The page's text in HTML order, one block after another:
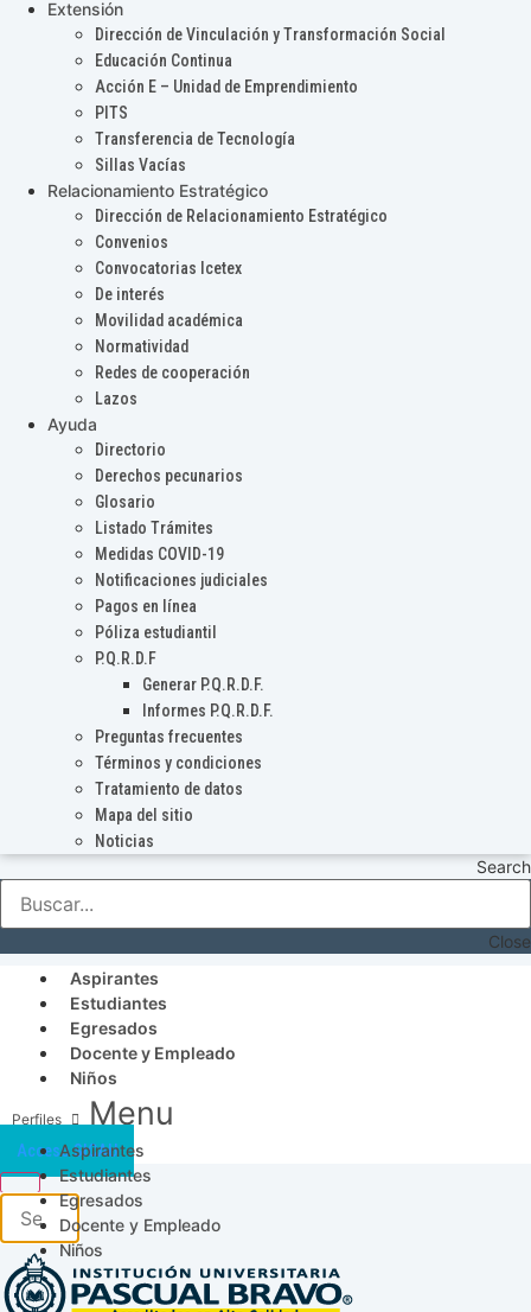
Extensión
Dirección de Vinculación y Transformación Social
Educación Continua
Acción E – Unidad de Emprendimiento
PITS
Transferencia de Tecnología
Sillas Vacías
Relacionamiento Estratégico
Dirección de Relacionamiento Estratégico
Convenios
Convocatorias Icetex
De interés
Movilidad académica
Normatividad
Redes de cooperación
Lazos
Ayuda
Directorio
Derechos pecunarios
Glosario
Listado Trámites
Medidas COVID-19
Notificaciones judiciales
Pagos en línea
Póliza estudiantil
P.Q.R.D.F
Generar P.Q.R.D.F.
Informes P.Q.R.D.F.
Preguntas frecuentes
Términos y condiciones
Tratamiento de datos
Mapa del sitio
Noticias
Search
Close
Aspirantes
Estudiantes
Egresados
Docente y Empleado
Niños
Menu
Aspirantes
Estudiantes
Egresados
Docente y Empleado
Niños
Acceso SICAU